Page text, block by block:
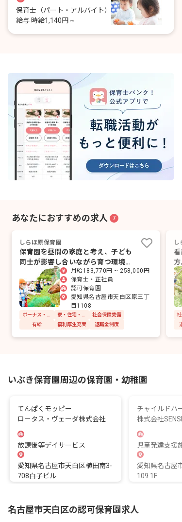
保育士 （パート・アルバイト）
給与 時給1,140円 ~
あなたにおすすめの求人 7
しらほ原保育園
保育園を昼間の家庭と考え、子ども
同士が影響し合いながら育つ環境を
つくっています。月給183,770円 ~ 258,000円
保育士・正社員
認可保育園
愛知県名古屋市天白区原三丁
目1108
社会保険完備
有給
福利厚生充実 退職金制度
し
名
社
いぶき保育園周辺の保育園・幼稚園
てんぱくモッピー
ロータス・ヴェーダ株式会社
放課後等デイサービス
愛知県名古屋市天白区植田南3-
708白子ビル
チャイルドハ
株式会社SENSE
児童発達支援
愛知県名古屋
109 1F
名古屋市天白区の認可保育園求人